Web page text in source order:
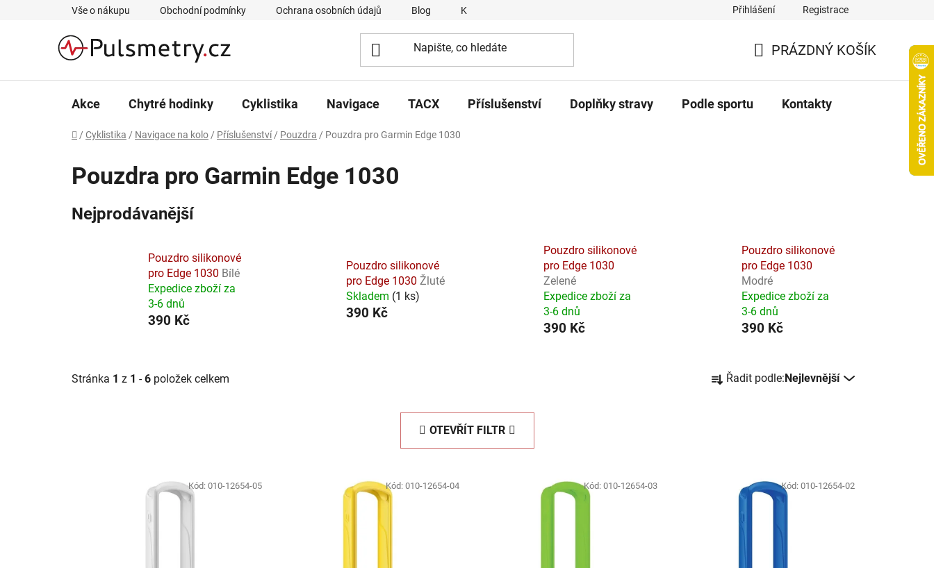
Vše o nákupu Obchodní podmínky Ochrana osobních údajů Blog Kontakty Přihlášení Registrace
KOŠÍK
PRÁZDNÝ KOŠÍK
Akce Chytré hodinky Cyklistika Navigace TACX Příslušenství Doplňky stravy Podle sportu Kontakty
Domů
/ Cyklistika / Navigace na kolo / Příslušenství / Pouzdra / Pouzdra pro Garmin Edge 1030
Pouzdra pro Garmin Edge 1030
Nejprodávanější
Pouzdro silikonové
pro Edge 1030 Bílé
Expedice zboží za
3-6 dnů
390 Kč
Pouzdro silikonové
pro Edge 1030 Žluté
Skladem (1 ks)
390 Kč
Pouzdro silikonové
pro Edge 1030
Zelené
Expedice zboží za
3-6 dnů
390 Kč
Pouzdro silikonové
pro Edge 1030
Modré
Expedice zboží za
3-6 dnů
390 Kč
Stránka 1 z 1 -6 položek celkem
a
Řadit podle: Nejlevnější
OTEVŘÍT FILTR
Kód: 010-12654-05 Kód: 010-12654-04 Kód: 010-12654-03 Kód: 010-12654-02